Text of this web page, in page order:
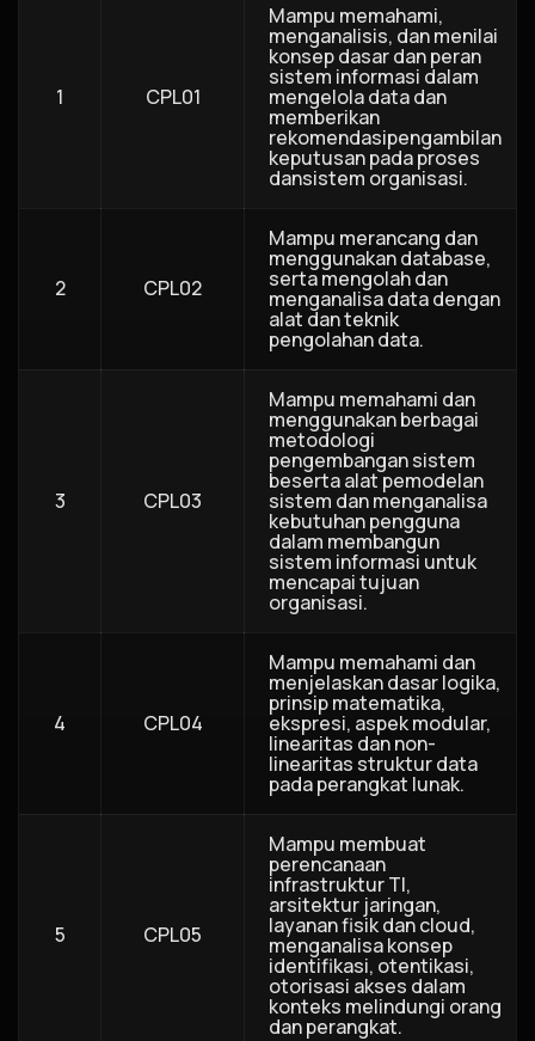
1 CPL01
Mampu memahami,
menganalisis, dan menilai
konsep dasar dan peran
sistem informasi dalam
mengelola data dan
memberikan
rekomendasipengambilan
keputusan pada proses
dansistem organisasi.
2 CPL02
Mampu merancang dan
menggunakan database,
serta mengolah dan
menganalisa data dengan
alat dan teknik
pengolahan data.
3 CPL03
Mampu memahami dan
menggunakan berbagai
metodologi
pengembangan sistem
beserta alat pemodelan
sistem dan menganalisa
kebutuhan pengguna
dalam membangun
sistem informasi untuk
mencapai tujuan
organisasi.
4 CPL04
Mampu memahami dan
menjelaskan dasar logika,
prinsip matematika,
ekspresi, aspek modular,
linearitas dan non-
linearitas struktur data
pada perangkat lunak.
5 CPL05
Mampu membuat
perencanaan
infrastruktur TI,
arsitektur jaringan,
layanan fisik dan cloud,
menganalisa konsep
identifikasi, otentikasi,
otorisasi akses dalam
konteks melindungi orang
dan perangkat.